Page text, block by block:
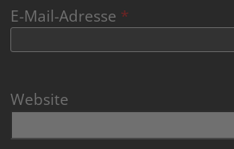
E-Mail-Adresse *
Website